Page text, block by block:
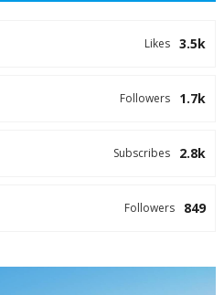
3.5k
Likes
1.7k
Followers
2.8k
Subscribes
849
Followers